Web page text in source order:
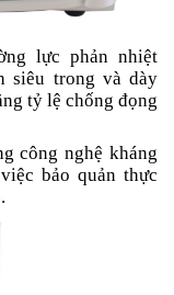
lực phản nhiệt
siêu trong và dày
tỷ lệ chống đọng
công nghệ kháng
bảo quản thực